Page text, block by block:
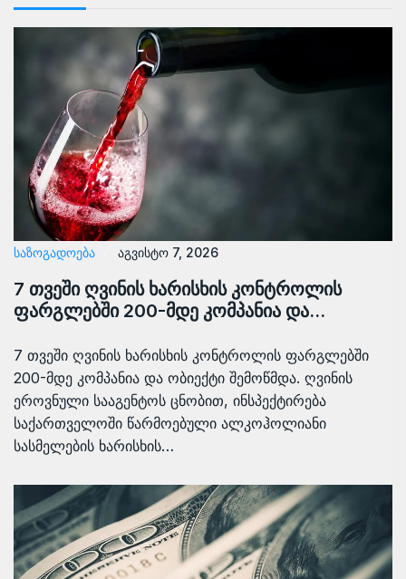
ᲡᲐᲖᲝᲒᲐᲓᲝᲔᲑᲐ აგვისტო 7, 2026
7 თვეში ღვინის ხარისხის კონტროლის
ფარგლებში 200-მდე კომპანია და…
7 თვეში ღვინის ხარისხის კონტროლის ფარგლებში
200-მდე კომპანია და ობიექტი შემოწმდა. ღვინის
ეროვნული სააგენტოს ცნობით, ინსპექტირება
საქართველოში წარმოებული ალკოჰოლიანი
სასმელების ხარისხის…